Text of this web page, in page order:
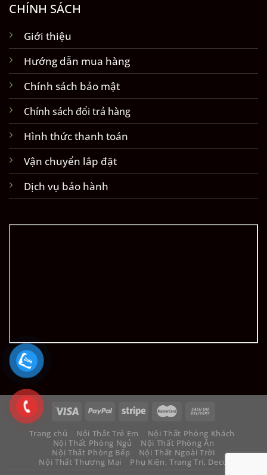
CHÍNH SÁCH
Giới thiệu
Hướng dẫn mua hàng
Chính sách bảo mật
Chính sách đổi trả hàng
Hình thức thanh toán
Vận chuyển lắp đặt
Dịch vụ bảo hành
Trang chủ Nội Thất Trẻ Em
Nội Thất Phòng Khách
Nội Thất Phòng Ngủ
Nội Thất Phòng Ăn
Nội Thất Phòng Bếp
Nội Thất Ngoài Trời
Nội Thất Thương Mại
Phụ Kiện, Trang Trí, Decor